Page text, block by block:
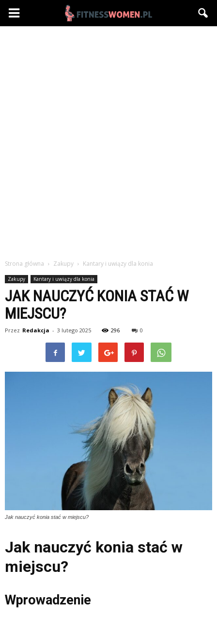
Fitnesswomen.pl
Strona główna Zakupy Kantary i uwiązy dla konia
Zakupy Kantary i uwiązy dla konia
JAK NAUCZYĆ KONIA STAĆ W
MIEJSCU?
Przez Redakcja - 3 lutego 2025 296 0
Jak nauczyć konia stać w miejscu?
Jak nauczyć konia stać w
miejscu?
Wprowadzenie